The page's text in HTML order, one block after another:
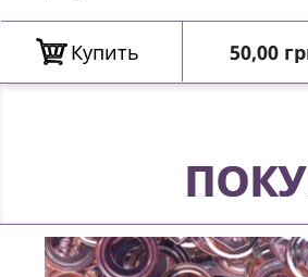
Купить Цена
50,00